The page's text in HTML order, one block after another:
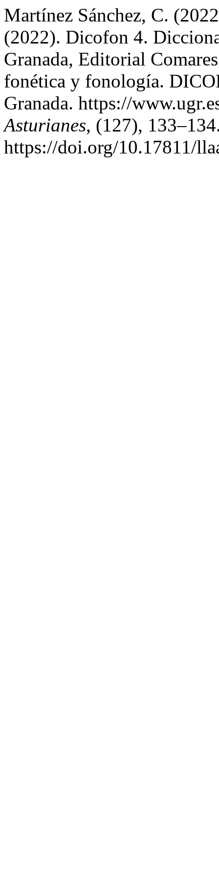
Martínez Sánchez, C.
(2022). Dicofon 4.
Granada, Editorial
fonética y fonología.
Granada. https://
Asturianes, (127),
https://doi.org/10.17811/